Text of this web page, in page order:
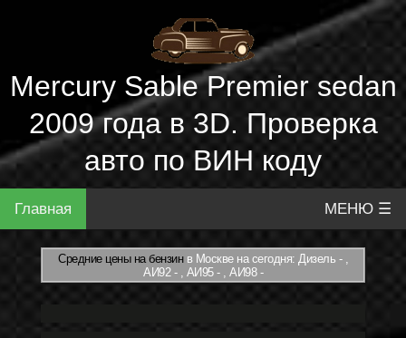
Mercury Sable Premier sedan
2009 года в 3D. Проверка
авто по ВИН коду
Главная МЕНЮ ☰
Средние цены на бензинв Москве на сегодня: Дизель - ,
АИ92 - , АИ95 - , АИ98 -